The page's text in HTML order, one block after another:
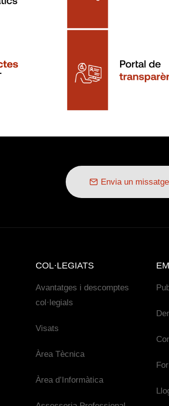
Envia un missatge
COL·LEGIATS
Avantatges i descomptes
col·legials
Visats
Àrea Tècnica
Àrea d’Informàtica